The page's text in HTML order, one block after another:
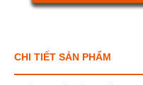
CHI TIẾT SẢN PHẨM